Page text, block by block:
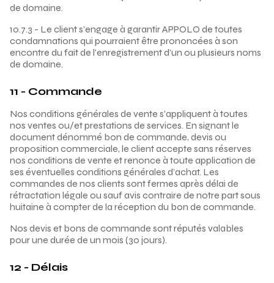
de domaine.
10.7.3 - Le client s'engage à garantir APPOLO de toutes
condamnations qui pourraient être prononcées à son
encontre du fait de l'enregistrement d'un ou plusieurs noms
de domaine.
11 - Commande
Nos conditions générales de vente s'appliquent à toutes
nos ventes ou/et prestations de services. En signant le
document dénommé bon de commande, devis ou
proposition commerciale, le client accepte sans réserves
nos conditions de vente et renonce à toute application de
ses éventuelles conditions générales d'achat. Les
commandes de nos clients sont fermes après délai de
rétractation légale ou sauf avis contraire de notre part sous
huitaine à compter de la réception du bon de commande.
Nos devis et bons de commande sont réputés valables
pour une durée de un mois (30 jours).
12 - Délais